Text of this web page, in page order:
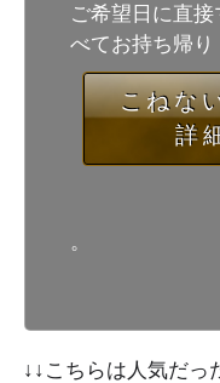
ご希望日に直
べてお持ち帰り
こねな
詳
。
↓↓こちらは人気だっ